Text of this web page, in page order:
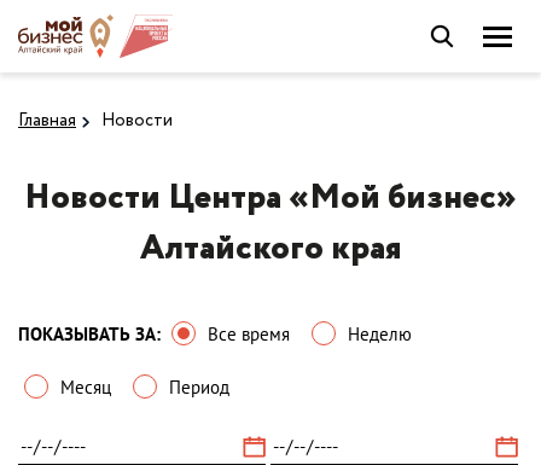
Главная Новости
Новости Центра «Мой бизнес»
Алтайского края
ПОКАЗЫВАТЬ ЗА: Все время Неделю
Месяц Период